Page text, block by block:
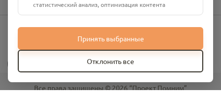
info@pomnim.online
Все права защищены © 2026 “Проект Помним”
статистический анализ, оптимизация контента
Принять выбранные
Отклонить все